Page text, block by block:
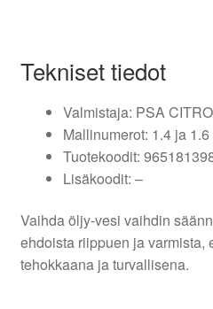
Tekniset tiedot
Valmistaja: PSA
Mallinumerot: 1.4 ja 1.6
Tuotekoodit:
Lisäkoodit: –
Vaihda öljy-vesi vaihdin
ehdoista riippuen ja varmista,
tehokkaana ja turvallisena.